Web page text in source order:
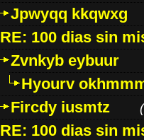
Jpwyqq kkqwxg
RE: 100 dias sin
Zvnkyb eybuur
Hyourv
Fircdy iusmtz
(
RE: 100 dias sin